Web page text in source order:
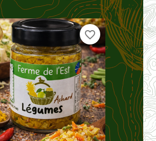
favorite_border